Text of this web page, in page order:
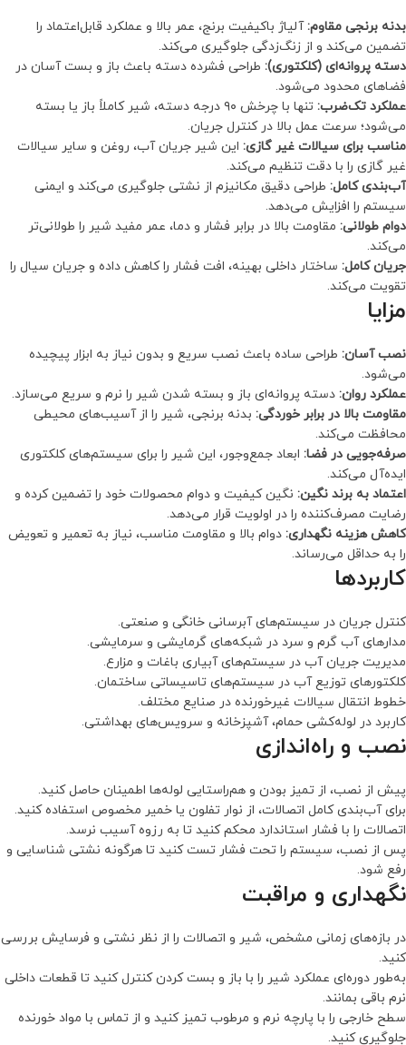
بدنه برنجی مقاوم: آلیاژ باکیفیت برنج، عمر بالا و عملکرد قابل‌اعتماد را
تضمین می‌کند و از زنگ‌زدگی جلوگیری می‌کند.
دسته پروانه‌ای (کلکتوری): طراحی فشرده دسته باعث باز و بست آسان در
فضاهای محدود می‌شود.
عملکرد تک‌ضرب:
تنها با چرخش ۹۰ درجه دسته، شیر کاملاً باز یا بسته
می‌شود؛ سرعت عمل بالا در کنترل جریان.
مناسب برای سیالات غیر گازی: این شیر جریان آب، روغن و سایر سیالات
غیر گازی را با دقت تنظیم می‌کند.
آب‌بندی کامل: طراحی دقیق مکانیزم از نشتی جلوگیری می‌کند و ایمنی
سیستم را افزایش می‌دهد.
دوام طولانی: مقاومت بالا در برابر فشار و دما، عمر مفید شیر را طولانی‌تر
می‌کند.
جریان کامل: ساختار داخلی بهینه، افت فشار را کاهش داده و جریان سیال را
تقویت می‌کند.
مزایا
نصب آسان: طراحی ساده باعث نصب سریع و بدون نیاز به ابزار پیچیده
می‌شود.
عملکرد روان: دسته پروانه‌ای باز و بسته شدن شیر را نرم و سریع می‌سازد.
مقاومت بالا در برابر خوردگی: بدنه برنجی، شیر را از آسیب‌های محیطی
محافظت می‌کند.
صرفه‌جویی در فضا: ابعاد جمع‌وجور، این شیر را برای سیستم‌های کلکتوری
ایده‌آل می‌کند.
اعتماد به برند نگین: نگین کیفیت و دوام محصولات خود را تضمین کرده و
رضایت مصرف‌کننده را در اولویت قرار می‌دهد.
کاهش هزینه نگهداری: دوام بالا و مقاومت مناسب، نیاز به تعمیر و تعویض
را به حداقل می‌رساند.
کاربردها
کنترل جریان در سیستم‌های آبرسانی خانگی و صنعتی.
مدارهای آب گرم و سرد در شبکه‌های گرمایشی و سرمایشی.
مدیریت جریان آب در سیستم‌های آبیاری باغات و مزارع.
کلکتورهای توزیع آب در سیستم‌های تاسیساتی ساختمان.
خطوط انتقال سیالات غیرخورنده در صنایع مختلف.
کاربرد در لوله‌کشی حمام، آشپزخانه و سرویس‌های بهداشتی.
نصب و راه‌اندازی
پیش از نصب، از تمیز بودن و هم‌راستایی لوله‌ها اطمینان حاصل کنید.
برای آب‌بندی کامل اتصالات، از نوار تفلون یا خمیر مخصوص استفاده کنید.
اتصالات را با فشار استاندارد محکم کنید تا به رزوه آسیب نرسد.
پس از نصب، سیستم را تحت فشار تست کنید تا هرگونه نشتی شناسایی و
رفع شود.
نگهداری و مراقبت
در بازه‌های زمانی مشخص، شیر و اتصالات را از نظر نشتی و فرسایش بررسی
کنید.
به‌طور دوره‌ای عملکرد شیر را با باز و بست کردن کنترل کنید تا قطعات داخلی
نرم باقی بمانند.
سطح خارجی را با پارچه نرم و مرطوب تمیز کنید و از تماس با مواد خورنده
جلوگیری کنید.